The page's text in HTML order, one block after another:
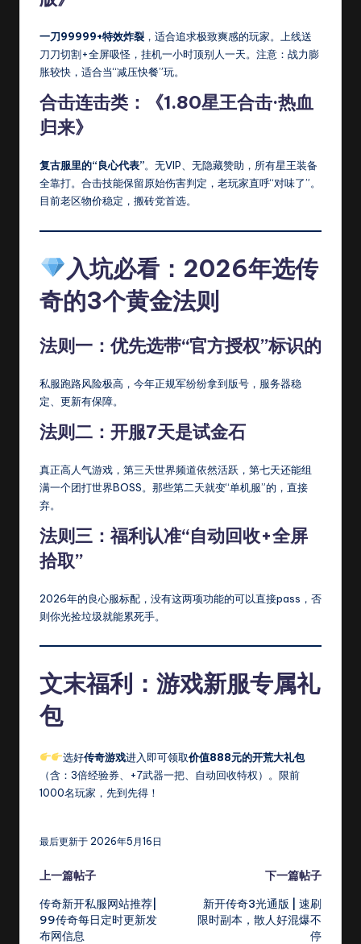
一刀99999+特效炸裂 ，适合追求极致爽感的玩家。上线送
刀刀切割+全屏吸怪，挂机一小时顶别人一天。注意：战力膨
胀较快，适合当“减压快餐”玩。
合击连击类：《1.80星王合击·热血
归来》
复古服里的“良心代表”。无VIP、无隐藏赞助，所有星王装备
全靠打。合击技能保留原始伤害判定，老玩家直呼“对味了”。
目前老区物价稳定，搬砖党首选。
入坑必看：2026年选传
奇的3个黄金法则
法则一：优先选带“官方授权”标识的
私服跑路风险极高，今年正规军纷纷拿到版号，服务器稳
定、更新有保障。
法则二：开服7天是试金石
真正高人气游戏，第三天世界频道依然活跃，第七天还能组
满一个团打世界BOSS。那些第二天就变“单机服”的，直接
弃。
法则三：福利认准“自动回收+全屏
拾取”
2026年的良心服标配，没有这两项功能的可以直接pass，否
则你光捡垃圾就能累死手。
文末福利：游戏新服专属礼
包
选好传奇游戏进入即可领取价值888元的开荒大礼包
（含：3倍经验券、+7武器一把、自动回收特权）。限前
1000名玩家，先到先得！
最后更新于 2026年5月16日
Post
navigation
上一篇帖子
传奇新开私服网站推荐|
99传奇每日定时更新发
布网信息
下一篇帖子
新开传奇3光通版 | 速刷
限时副本，散人好混爆不
停